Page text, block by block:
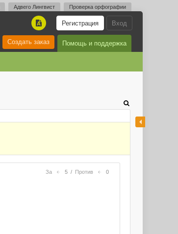
Адвего Лингвист Проверка орфографии
Вход
Регистрация
A
Помощь и поддержка
Создать заказ
За 5 / Против 0